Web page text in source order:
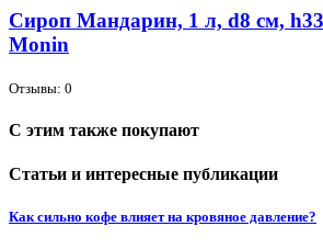
Сироп Мандарин, 1 л, d8 см, h33
Monin
Отзывы: 0
С этим также покупают
Статьи и интересные публикации
Как сильно кофе влияет на кровяное давление?